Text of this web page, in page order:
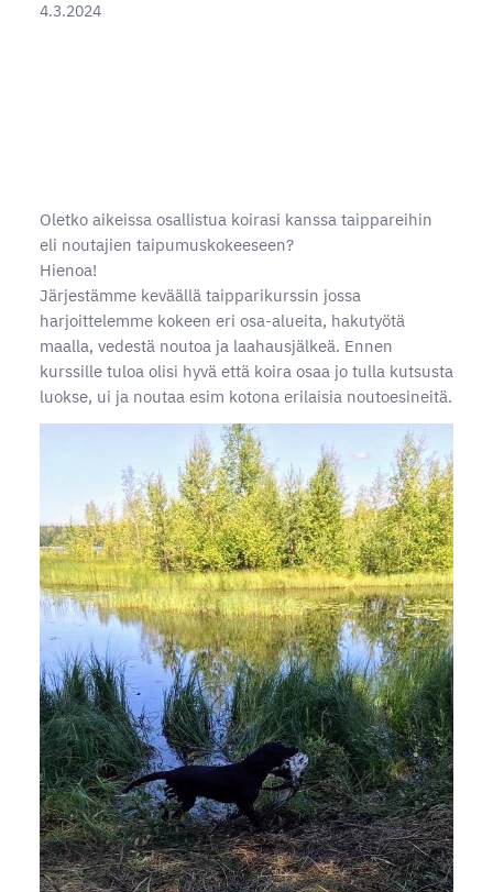
4.3.2024
Oletko aikeissa osallistua koirasi kanssa taippareihin
eli noutajien taipumuskokeeseen?
Hienoa!
Järjestämme keväällä taipparikurssin jossa
harjoittelemme kokeen eri osa-alueita, hakutyötä
maalla, vedestä noutoa ja laahausjälkeä. Ennen
kurssille tuloa olisi hyvä että koira osaa jo tulla kutsusta
luokse, ui ja noutaa esim kotona erilaisia noutoesineitä.